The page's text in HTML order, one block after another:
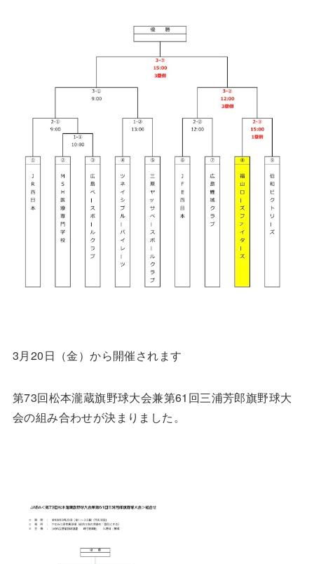
3月20日（金）から開催されます
第73回松本瀧蔵旗野球大会兼第61 回三浦芳郎旗野球大
会の組み合わせが決まりました。